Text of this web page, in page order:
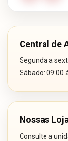
Central de
Segunda a
Sábado: 09:00
Nossas
Consulte a